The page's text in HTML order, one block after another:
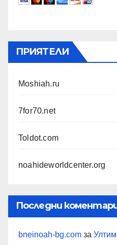
ПРИЯТЕЛИ
Moshiah.ru
7for70.net
Toldot.com
noahideworldcenter.org
Последни
bneinoah-bg.com за